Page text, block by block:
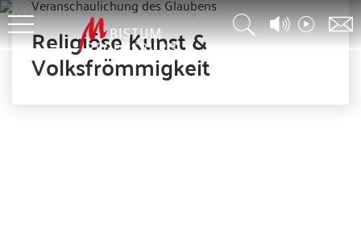
Veranschaulichung des Glaubens
Religiöse Kunst &
Volksfrömmigkeit